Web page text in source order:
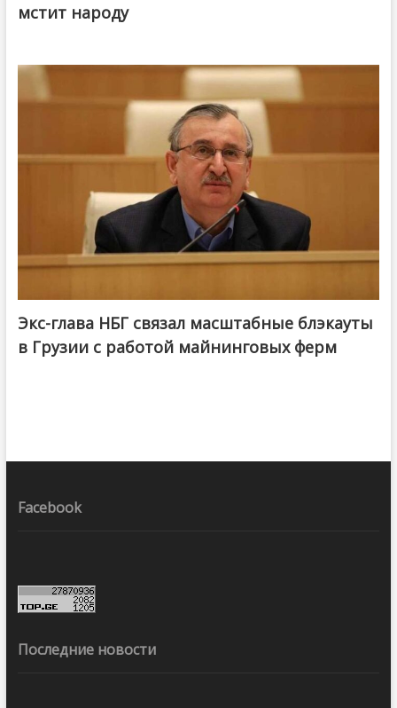
мстит народу
Экс-глава НБГ связал масштабные блэкауты
в Грузии с работой майнинговых ферм
Facebook
Последние новости